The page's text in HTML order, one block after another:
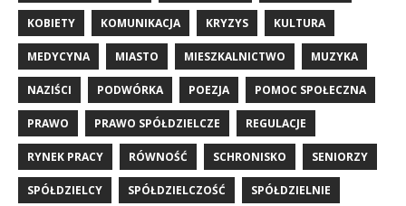
KOBIETY KOMUNIKACJA KRYZYS KULTURA
MEDYCYNA MIASTO MIESZKALNICTWO MUZYKA
NAZIŚCI PODWÓRKA POEZJA POMOC SPOŁECZNA
PRAWO PRAWO SPÓŁDZIELCZE REGULACJE
RYNEK PRACY RÓWNOŚĆ SCHRONISKO SENIORZY
SPÓŁDZIELCY SPÓŁDZIELCZOŚĆ SPÓŁDZIELNIE